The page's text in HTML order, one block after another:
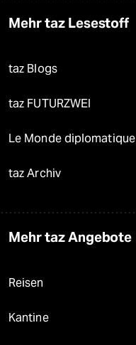
Mehr taz Lesestoff
taz Blogs
taz FUTURZWEI
Le Monde diplomatique
taz Archiv
Mehr taz Angebote
Reisen
Kantine